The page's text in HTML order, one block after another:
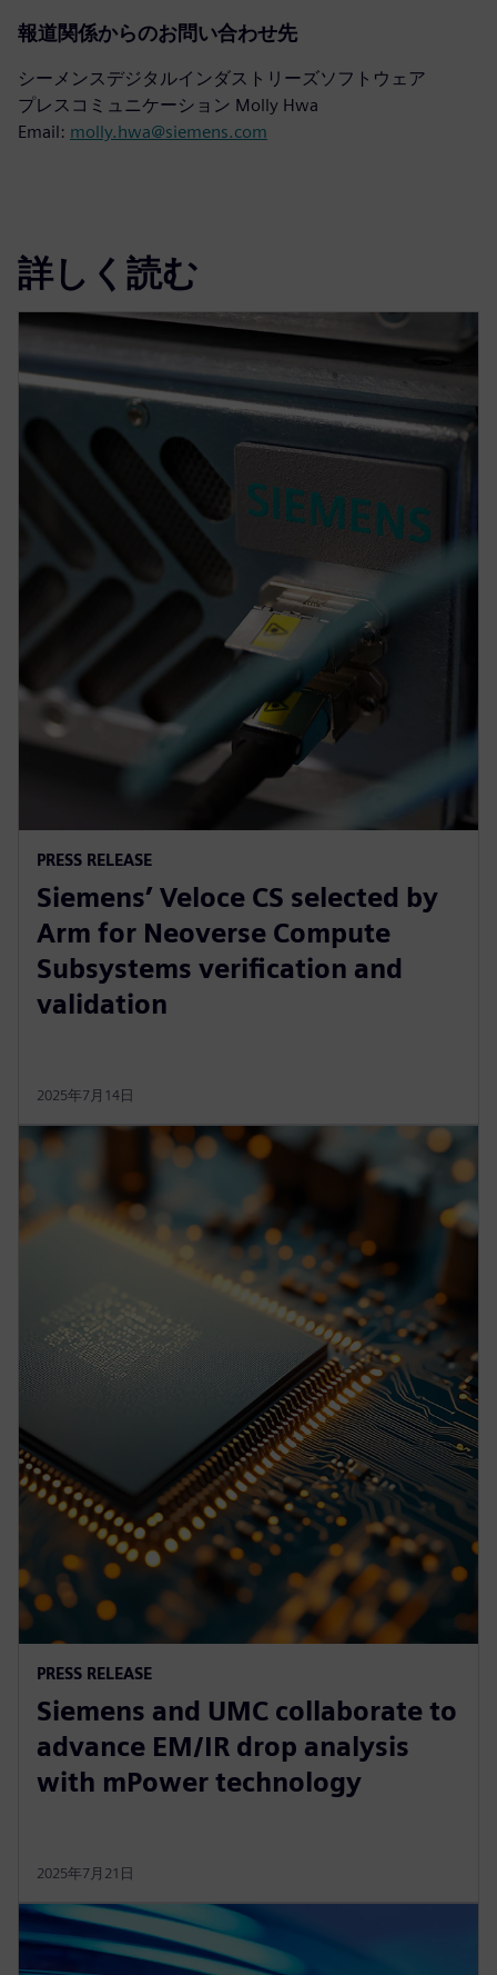
報道関係からのお問い合わせ先
シーメンスデジタルインダストリーズソフトウェア
プレスコミュニケーション Molly Hwa
Email: molly.hwa@siemens.com
詳しく読む
PRESS RELEASE
Siemens’ Veloce CS selected by
Arm for Neoverse Compute
Subsystems verification and
validation
2025年7月14日
PRESS RELEASE
Siemens and UMC collaborate to
advance EM/IR drop analysis
with mPower technology
2025年7月21日